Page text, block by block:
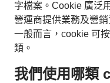
字檔案。Cookie 廣泛
營運商提供業務及營銷
一般而言，cookie 可
類。
我們使用哪類